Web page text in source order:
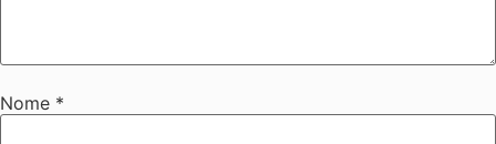
Nome *